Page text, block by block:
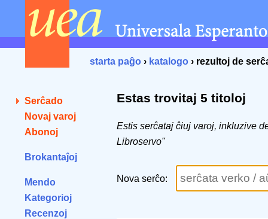
starta paĝo › katalogo › rezultoj de
Serĉado
Novaj varoj
Abonoj
Brokantaĵoj
Mendo
Kategorioj
Recenzoj
Estas trovitaj 5 titoloj
Estis serĉataj ĉiuj varoj, inkluzive
Libroservo"
Nova serĉo: